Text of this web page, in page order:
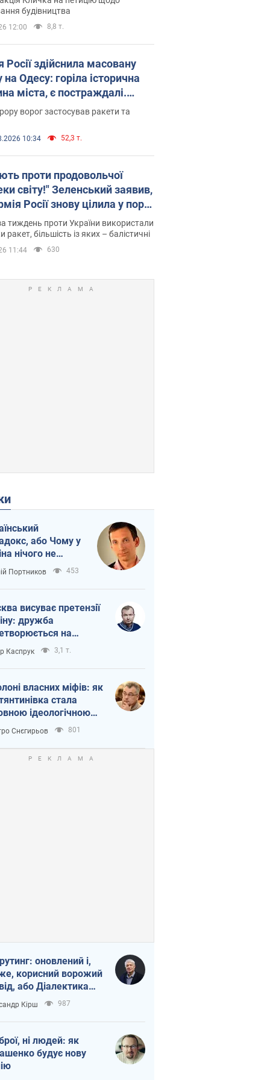
вірянина"
будівництва
12:00 8,8 т.
Росії здійснила масовану
на Одесу: горіла історична
міста, є постраждалі.
відео
ворог застосував ракети та
10:34 52,3 т.
проти продовольчої
світу!" Зеленський заявив,
Росії знову цілила у порт
тиждень проти України використали
ракет, більшість із яких – балістичні
11:44 630
або Чому у
нічого не
з Україною
Портников 453
висуває претензії
дружба
на
Росії від
Каспрук 3,1 т.
власних міфів: як
стала
ідеологічною
для російських
Снєгирьов 801
оновлений і,
корисний ворожий
або Діалектика
боягузтва
Кірш 987
ні людей: як
будує нову